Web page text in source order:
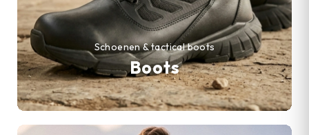
Boots
Schoenen & tactical boots